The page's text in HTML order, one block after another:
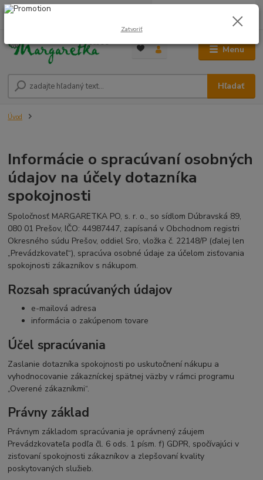
Menu
Hľadať
0948 236 042
0,00 €
Úvod
Informácie o spracúvaní osobných
údajov na účely dotazníka
spokojnosti
Spoločnosť MARGARETKA PO, s. r. o., so sídlom Dúbravská 89,
080 01 Prešov, IČO: 44987447, zapísaná v Obchodnom registri
Okresného súdu Prešov, oddiel Sro, vložka č. 22148/P (ďalej len
„Prevádzkovateľ“), spracúva osobné údaje za účelom zisťovania
spokojnosti zákazníkov s nákupom.
Rozsah spracúvaných údajov
e-mailová adresa
informácia o zakúpenom tovare
Účel spracúvania
Zaslanie dotazníka spokojnosti po uskutočnení nákupu a
vyhodnocovanie zákazníckej spätnej väzby v rámci programu
„Overené zákazníkmi“.
Právny základ
Právnym základom spracúvania je oprávnený záujem
Prevádzkovateľa podľa čl. 6 ods. 1 písm. f) GDPR, spočívajúci v
zisťovaní spokojnosti zákazníkov a zlepšovaní kvality
poskytovaných služieb.
Zatvoriť